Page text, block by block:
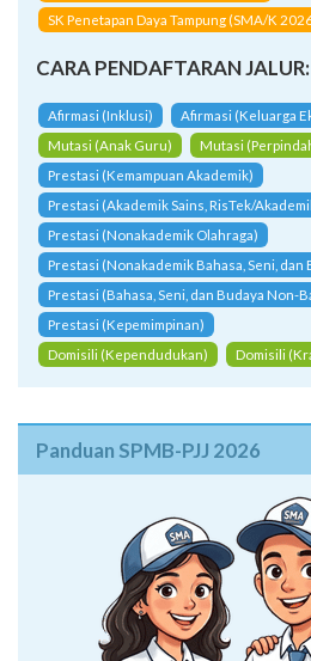
SK Penetapan Daya Tampung (SMA/K
CARA PENDAFTARAN JALUR:
Afirmasi (Inklusi)
Afirmasi (Keluarga
Mutasi (Anak Guru)
Mutasi
Prestasi (Kemampuan Akademik)
Prestasi (Akademik Sains, RisTek/
Prestasi (Nonakademik Olahraga)
Prestasi (Nonakademik Bahasa, Seni, dan
Prestasi (Bahasa, Seni, dan Budaya Non-
Prestasi (Kepemimpinan)
Domisili (Kependudukan)
Domisili
Panduan SPMB-PJJ 2026